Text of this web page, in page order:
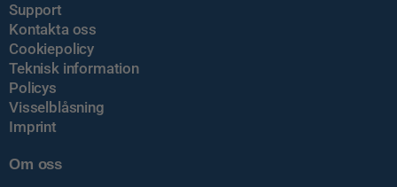
Support
Kontakta oss
Cookiepolicy
Teknisk information
Policys
Visselblåsning
Imprint
Om oss